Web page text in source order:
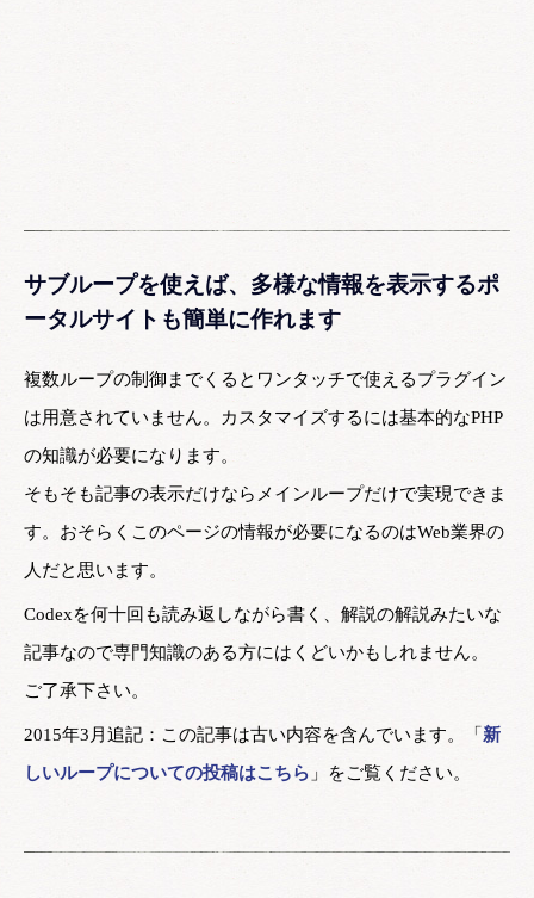
サブループを使えば、多様な情報を表示するポ
ータルサイトも簡単に作れます
複数ループの制御までくるとワンタッチで使えるプラグイン
は用意されていません。カスタマイズするには基本的なPHP
の知識が必要になります。
そもそも記事の表示だけならメインループだけで実現できま
す。おそらくこのページの情報が必要になるのはWeb業界の
人だと思います。
Codexを何十回も読み返しながら書く、解説の解説みたいな
記事なので専門知識のある方にはくどいかもしれません。
ご了承下さい。
2015年3月追記：この記事は古い内容を含んでいます。「 新
しいループについての投稿はこちら 」をご覧ください。